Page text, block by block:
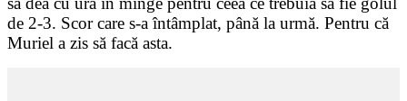
de 2-3. Scor care s-a întâmplat, până la urmă. Pentru că
Muriel a zis să facă asta.